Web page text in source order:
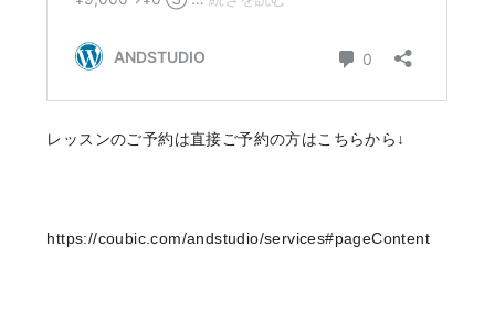
レッスンのご予約は直接ご予約の方はこちらから↓
https://coubic.com/andstudio/services#pageContent